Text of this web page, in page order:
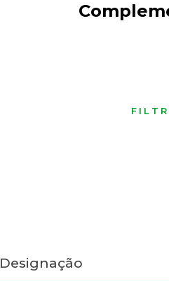
Designação